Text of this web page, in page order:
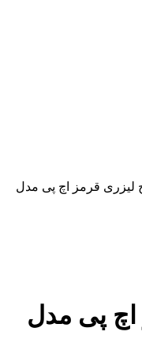
لیزری قرمز اچ پی مدل
اچ پی مدل